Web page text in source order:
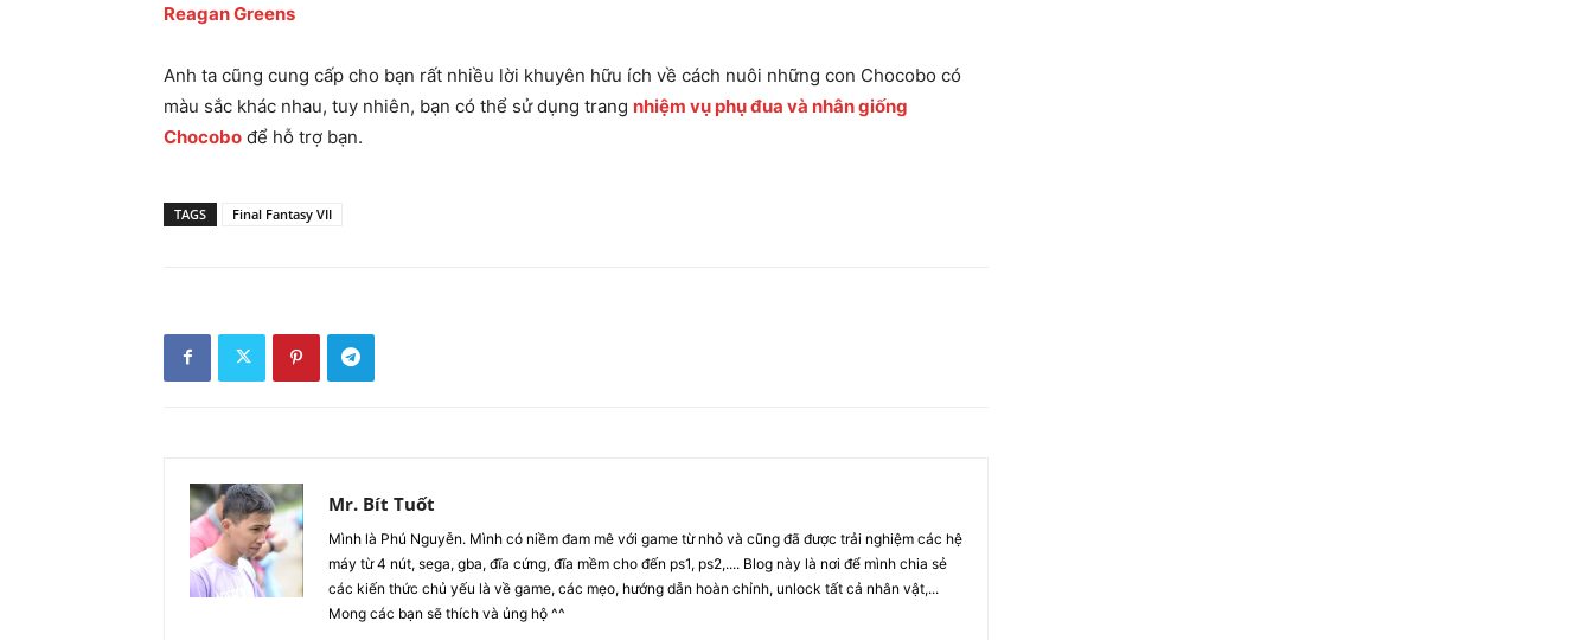
Reagan Greens
Anh ta cũng cung cấp cho bạn rất nhiều lời khuyên hữu ích về cách nuôi những con Chocobo có
màu sắc khác nhau, tuy nhiên, bạn có thể sử dụng trang nhiệm vụ phụ đua và nhân giống
Chocobo để hỗ trợ bạn.
TAGS Final Fantasy VII
Mr. Bít Tuốt
Mình là Phú Nguyễn. Mình có niềm đam mê với game từ nhỏ và cũng đã được trải nghiệm các hệ
máy từ 4 nút, sega, gba, đĩa cứng, đĩa mềm cho đến ps1, ps2,.... Blog này là nơi để mình chia sẻ
các kiến thức chủ yếu là về game, các mẹo, hướng dẫn hoàn chỉnh, unlock tất cả nhân vật,...
Mong các bạn sẽ thích và ủng hộ ^^